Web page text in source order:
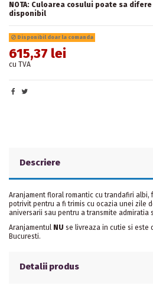
NOTA: Culoarea cosului poate sa
disponibil
Disponibil doar la comanda
615,37 lei
cu TVA
Descriere
Aranjament floral romantic cu trandafiri albi,
potrivit pentru a fi trimis cu ocazia unei zile
aniversarii sau pentru a transmite admiratia
Aranjamentul NU se livreaza in cutie si este
Bucuresti.
Detalii produs